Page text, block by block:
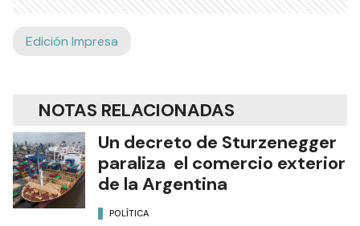
Edición Impresa
NOTAS RELACIONADAS
Un decreto de Sturzenegger
paraliza el comercio exterior
de la Argentina
POLÍTICA